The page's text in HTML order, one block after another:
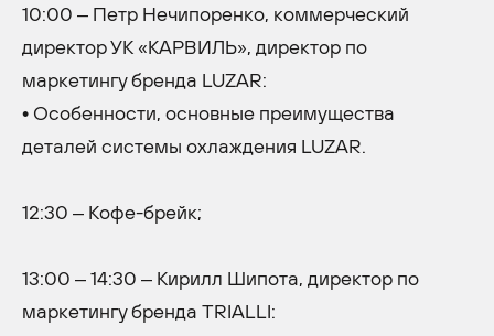
10:00 – Петр Нечипоренко, коммерческий
директор УК «КАРВИЛЬ», директор по
маркетингу бренда LUZAR:
• Особенности, основные преимущества
деталей системы охлаждения LUZAR.
12:30 – Кофе-брейк;
13:00 – 14:30 – Кирилл Шипота, директор по
маркетингу бренда TRIALLI: